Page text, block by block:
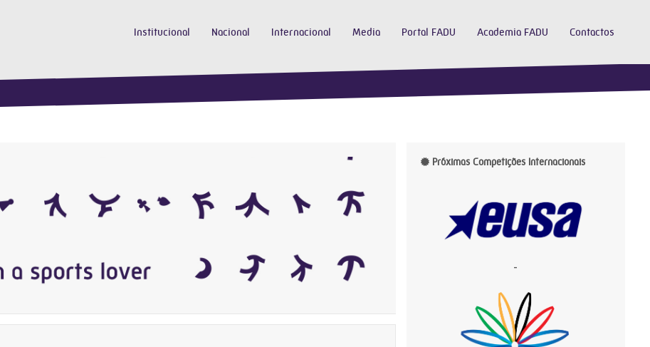
Institucional Nacional Internacional Media Portal FADU Academia FADU Contactos
Próximas Competições Internacionais
-